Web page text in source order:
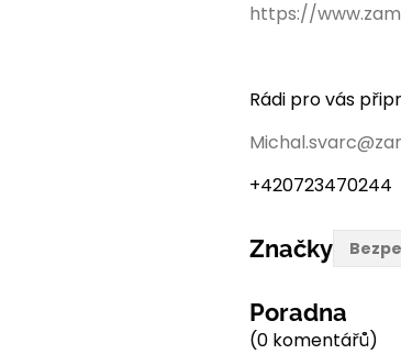
https://
Rádi pro vás
+420723470244
Značky
Poradna
(0 komentářů)